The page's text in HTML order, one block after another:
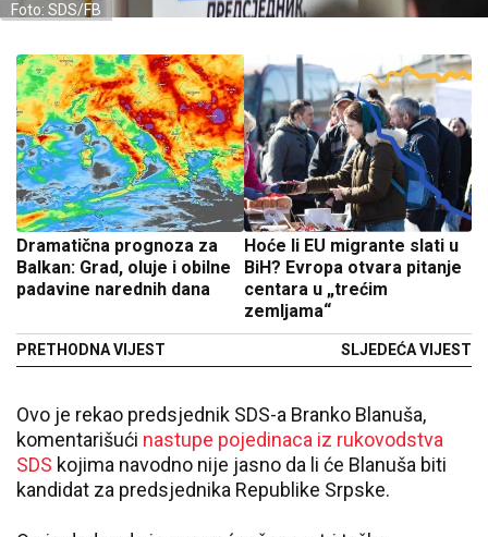
Foto: SDS/FB
Dramatična prognoza za
Balkan: Grad, oluje i obilne
padavine narednih dana
PRETHODNA VIJEST
Hoće li EU migrante slati u
BiH? Evropa otvara pitanje
centara u „trećim
zemljama“
SLJEDEĆA VIJEST
Ovo je rekao predsjednik SDS-a Branko Blanuša,
komentarišući nastupe pojedinaca iz rukovodstva
SDS kojima navodno nije jasno da li će Blanuša biti
kandidat za predsjednika Republike Srpske.